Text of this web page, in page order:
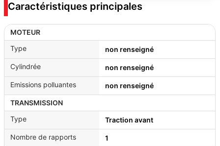
Caractéristiques principales
MOTEUR
Type
non renseigné
Cylindrée non renseigné
Emissions polluantes non renseigné
TRANSMISSION
Type
Traction avant
Nombre de rapports 1